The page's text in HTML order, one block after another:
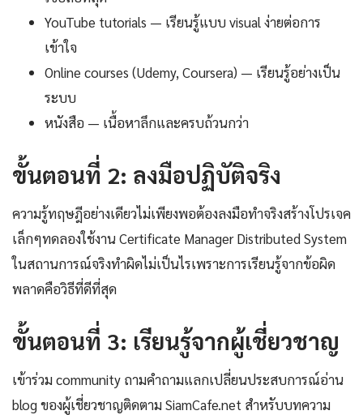
YouTube tutorials — เรียนรู้แบบ visual ง่ายต่อการ
เข้าใจ
Online courses (Udemy, Coursera) — เรียนรู้อย่างเป็น
ระบบ
หนังสือ — เนื้อหาลึกและครบถ้วนกว่า
ขั้นตอนที่ 2: ลงมือปฏิบัติจริง
ความรู้ทฤษฎีอย่างเดียวไม่เพียงพอต้องลงมือทำจริงสร้างโปรเจค
เล็กๆทดลองใช้งาน Certificate Manager Distributed System
ในสถานการณ์จริงทำผิดไม่เป็นไรเพราะการเรียนรู้จากข้อผิด
พลาดคือวิธีที่ดีที่สุด
ขั้นตอนที่ 3: เรียนรู้จากผู้เชี่ยวชาญ
เข้าร่วม community ถามคำถามแลกเปลี่ยนประสบการณ์อ่าน
blog ของผู้เชี่ยวชาญติดตาม SiamCafe.net สำหรับบทความ